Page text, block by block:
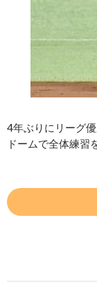
4年ぶりにリーグ
ドームで全体練